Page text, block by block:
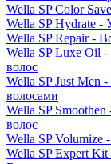
Wella SP Color
Wella SP Hydrate -
Wella SP Repair -
Wella SP Luxe Oil
волос
Wella SP Just Men
волосами
Wella SP
волос
Wella SP Volumize
Wella SP Expert Kit